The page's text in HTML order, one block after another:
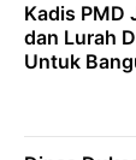
Kadis PMD
dan Lurah
Untuk